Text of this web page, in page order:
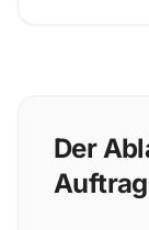
Der
Auftrag